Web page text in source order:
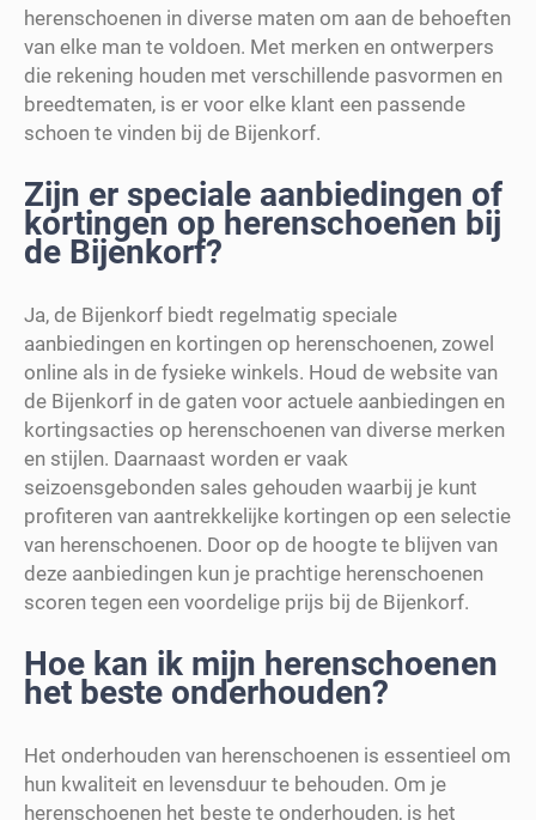
herenschoenen in diverse maten om aan de behoeften
van elke man te voldoen. Met merken en ontwerpers
die rekening houden met verschillende pasvormen en
breedtematen, is er voor elke klant een passende
schoen te vinden bij de Bijenkorf.
Zijn er speciale aanbiedingen of
kortingen op herenschoenen bij
de Bijenkorf?
Ja, de Bijenkorf biedt regelmatig speciale
aanbiedingen en kortingen op herenschoenen, zowel
online als in de fysieke winkels. Houd de website van
de Bijenkorf in de gaten voor actuele aanbiedingen en
kortingsacties op herenschoenen van diverse merken
en stijlen. Daarnaast worden er vaak
seizoensgebonden sales gehouden waarbij je kunt
profiteren van aantrekkelijke kortingen op een selectie
van herenschoenen. Door op de hoogte te blijven van
deze aanbiedingen kun je prachtige herenschoenen
scoren tegen een voordelige prijs bij de Bijenkorf.
Hoe kan ik mijn herenschoenen
het beste onderhouden?
Het onderhouden van herenschoenen is essentieel om
hun kwaliteit en levensduur te behouden. Om je
herenschoenen het beste te onderhouden, is het